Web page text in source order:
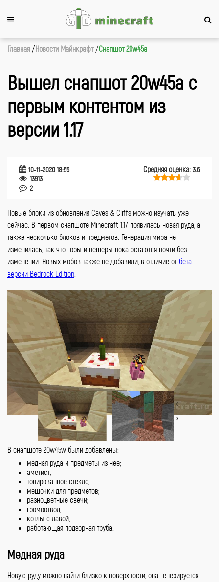
Главная Новости Майнкрафт Снапшот 20w45a
Вышел снапшот 20w45a с
первым контентом из
версии 1.17
10-11-2020 18:55
13913
2
Средняя оценка: 3.6
Новые блоки из обновления Caves & Cliffs можно изучать уже
сейчас. В первом снапшоте Minecraft 1.17 появилась новая руда, а
также несколько блоков и предметов. Генерация мира не
изменилась, так что горы и пещеры пока остаются почти без
изменений. Новых мобов также не добавили, в отличие от бета-
версии Bedrock Edition
‹
›
В снапшоте 20w45w были добавлены:
медная руда и предметы из неё;
аметист;
тонированное стекло;
мешочки для предметов;
разноцветные свечи;
громоотвод;
котлы с лавой;
работающая подзорная труба.
Медная руда
Новую руду можно найти близко к поверхности, она генерируется